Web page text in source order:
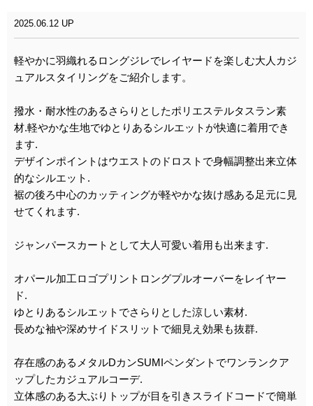
2025.06.12 UP
軽やかに羽織れるロングジレでレイヤードを楽しむ大人カジ
ュアルスタイリングをご紹介します。
撥水・耐水性のあるさらりとしたポリエステルタスラン素
材.軽やかな生地でゆとりあるシルエットが快適に着用でき
ます.
デザインポイントはウエストのドロストで身幅調整出来立体
的なシルエット.
裾の後ろ中心のカッティングが軽やかな抜け感ある足元に見
せてくれます.
ジャンパースカートとして大人可愛い着用も出来ます.
オパール加工ロゴプリントロングプルオーバーをレイヤー
ド.
ゆとりあるシルエットでさらりとした涼しい素材.
長めな袖や深めサイドスリットで細見え効果も抜群.
存在感のあるメタルDカンSUMIペンダントでワンランクア
ップしたカジュアルコーデ.
立体感のある大ぶりトップが目を引きスライドコードで簡単